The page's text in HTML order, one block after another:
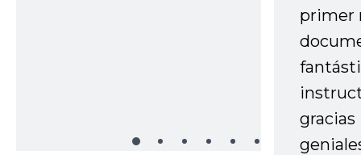
primer
gracias